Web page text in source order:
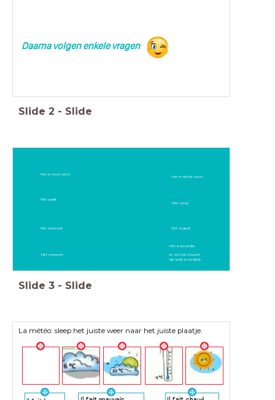
Daarna volgen enkele vragen
Slide 2 - Slide
Het is mooi weer
Het waait
Het sneeuwt
Het onweert
Het is bewolkt
Het regent
Het vriest
Het is slecht weer
le ciel est couvert -
de lucht is bedekt
Slide 3 - Slide
La météo: sleep het juiste weer naar het juiste plaatje.